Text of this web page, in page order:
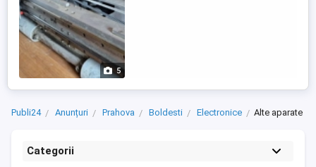
5
Publi24 Anunțuri Prahova Boldesti Electronice Alte aparate
Categorii